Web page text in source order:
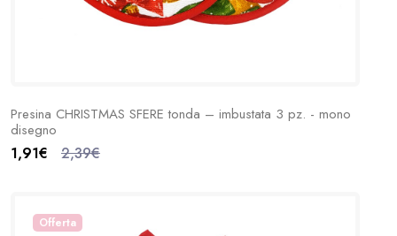
Presina CHRISTMAS SFERE tonda – imbustata 3 pz. - mono
disegno
1,91€ 2,39€
Offerta